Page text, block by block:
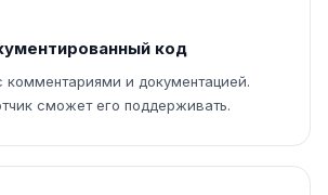
код
и документацией.
сможет его поддерживать.